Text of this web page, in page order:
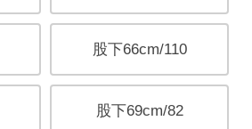
股下66cm/110
股下69cm/82